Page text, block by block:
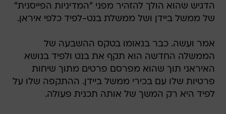
הדגיש שהוא הולך להזהיר מפני "המדיניות הפייסנית"
של ממשל ביידן ושל ממשלת בנט-לפיד כלפי איראן.
אמר ועשה. כבר בנאומו בטקס ההשבעה של
הממשלה החדשה הוא תקף את בנט ולפיד בנושא
האיראני תוך שהוא מפרסם פרטים מתוך שיחות
פרטיות שלו עם בכירי ממשל ביידן. ההתקפה שלו על
לפיד היא רק המשך של אותה תכנית פעולה.